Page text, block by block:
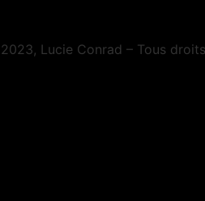
Lucie Conrad – Tous